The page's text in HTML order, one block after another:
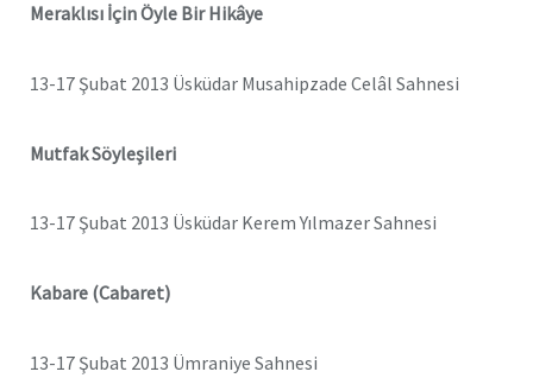
Meraklısı İçin Öyle Bir Hikâye
13-17 Şubat 2013 Üsküdar Musahipzade Celâl Sahnesi
Mutfak Söyleşileri
13-17 Şubat 2013 Üsküdar Kerem Yılmazer Sahnesi
Kabare (Cabaret)
13-17 Şubat 2013 Ümraniye Sahnesi